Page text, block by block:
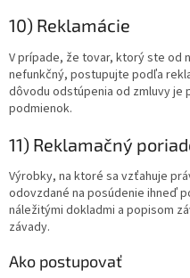
10) Reklamácie
V prípade, že tovar, ktorý ste od
nefunkčný, postupujte podľa
dôvodu odstúpenia od zmluvy je
podmienok.
11) Reklamačný
Výrobky, na ktoré sa vzťahuje
odovzdané na posúdenie ihneď
náležitými dokladmi a popisom
závady.
Ako postupovať